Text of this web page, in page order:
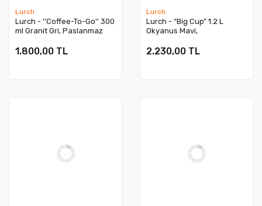
Lurch
Lurch - ''Coffee-To-Go'' 300
ml Granit Gri, Paslanmaz
270985
1.800,00 TL
Lurch
Lurch - “Big Cup” 1.2 L
Okyanus Mavi,
Uzatılabilir Pipetli, Çift Cidarlı,
2.230,00 TL